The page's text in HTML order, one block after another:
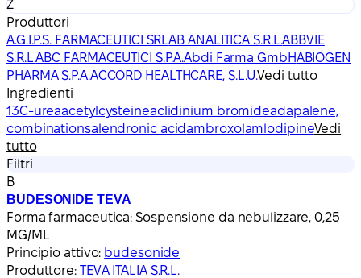
Z
Produttori
A.G.I.P.S. FARMACEUTICI SRLAB ANALITICA S.R.L.ABBVIE
S.R.L.ABC FARMACEUTICI S.P.A.Abdi Farma GmbHABIOGEN
PHARMA S.P.A.ACCORD HEALTHCARE, S.L.U.Vedi tutto
Ingredienti
13C-ureaacetylcysteineaclidinium bromideadapalene,
combinationsalendronic acidambroxolamlodipineVedi
tutto
Filtri
B
BUDESONIDE TEVA
Forma farmaceutica: Sospensione da nebulizzare, 0,25
MG/ML
Principio attivo: budesonide
Produttore: TEVA ITALIA S.R.L.